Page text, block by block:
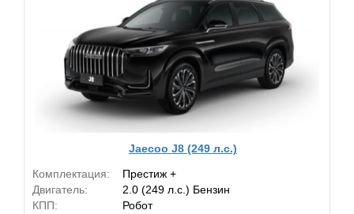
Jaecoo J8 (249 л.с.)
Комплектация:
Престиж +
Двигатель:
2.0 (249 л.с.) Бензин
КПП:
Робот